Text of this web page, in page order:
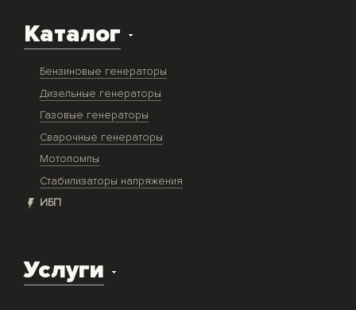
Каталог
Бензиновые генераторы
Дизельные генераторы
Газовые генераторы
Сварочные генераторы
Мотопомпы
Стабилизаторы напряжения
ИБП
Услуги